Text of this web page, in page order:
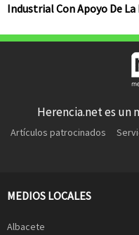
Industrial Con Apoyo De
Herencia.net es un
Artículos patrocinados
MEDIOS LOCALES
Albacete